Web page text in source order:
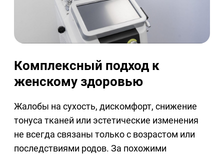
Комплексный подход к
женскому здоровью
Жалобы на сухость, дискомфорт, снижение
тонуса тканей или эстетические изменения
не всегда связаны только с возрастом или
последствиями родов. За похожими